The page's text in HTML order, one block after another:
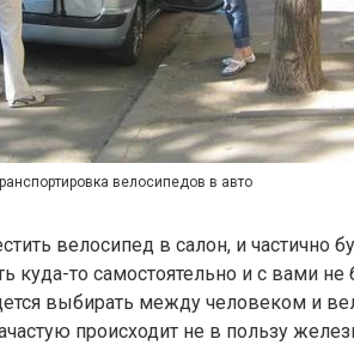
велосипедов в авто
велосипед в салон, и частично
куда-то самостоятельно и с вами не
выбирать между человеком и
происходит не в пользу